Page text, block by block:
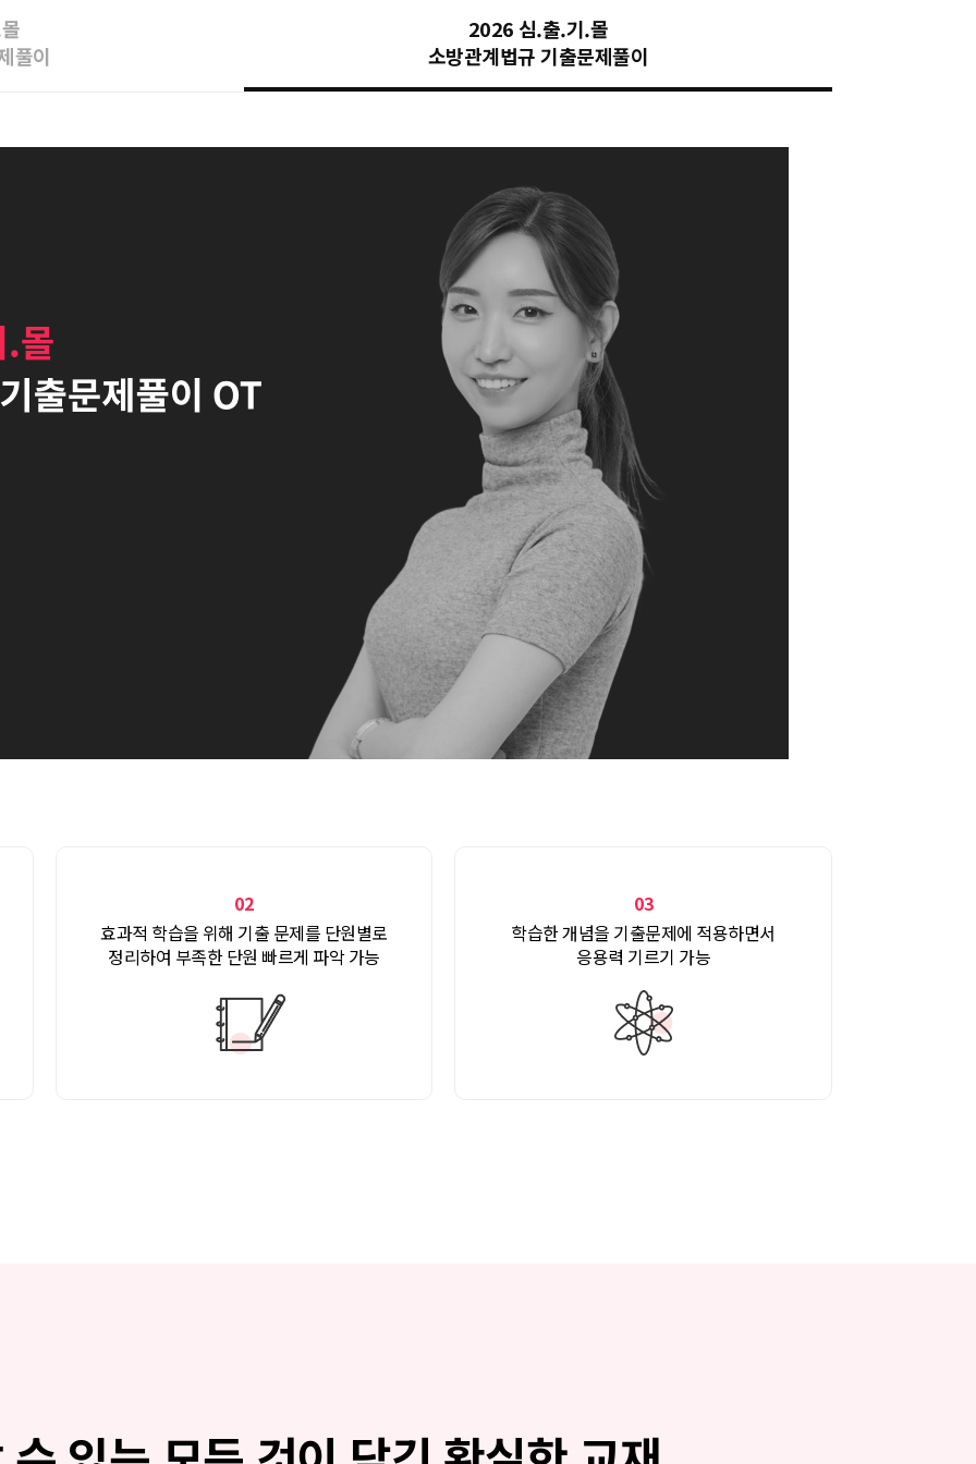
풀이
2026 심.출.기.몰
소방관계법규 기출문제풀이
02
효과적 학습을 위해 기출 문제를 단원별로
정리하여 부족한단원 빠르게 파악 가능
03
학습한 개념을 기출문제에 적용하면서
응용력 기르기 가능